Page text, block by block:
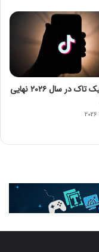
فروش تیک تاک در سال ۲۰۲۶ نهایی